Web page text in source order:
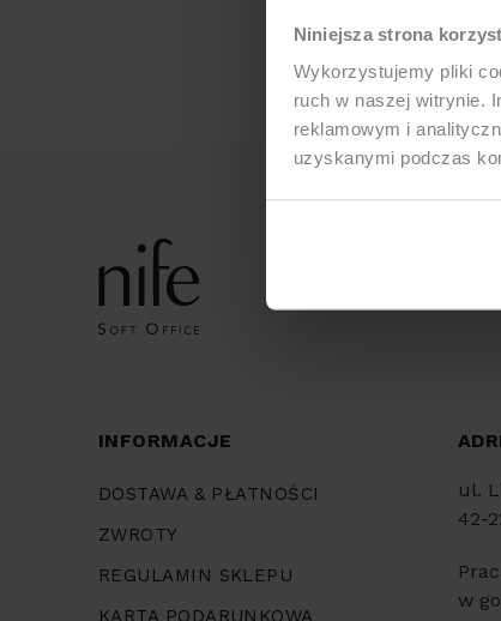
Niniejsza strona
Wykorzystujemy pliki
ruch w naszej witrynie.
reklamowym i
uzyskanymi podczas
INFORMACJE
DOSTAWA & PŁATNOŚCI
ZWROTY
REGULAMIN SKLEPU
KARTA PODARUNKOWA
ul.
42-
w